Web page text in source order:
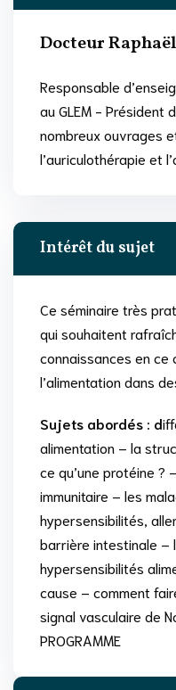
Docteur
Responsable
au GLEM - Président
nombreux ouvrages
l’auriculothérapie et
Intérêt du sujet
Ce séminaire très
qui souhaitent
connaissances en ce
l’alimentation dans
Sujets abordés : d
alimentation – la
ce qu’une protéine ?
immunitaire – les
hypersensibilités,
barrière intestinale –
hypersensibilités
cause – comment
signal vasculaire de
PROGRAMME